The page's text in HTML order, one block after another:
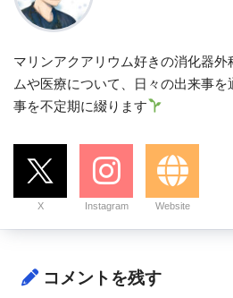
マリンアクアリウム好きの消化器外
ムや医療について、日々の出来事
事を不定期に綴ります
X Instagram Website
コメントを残す